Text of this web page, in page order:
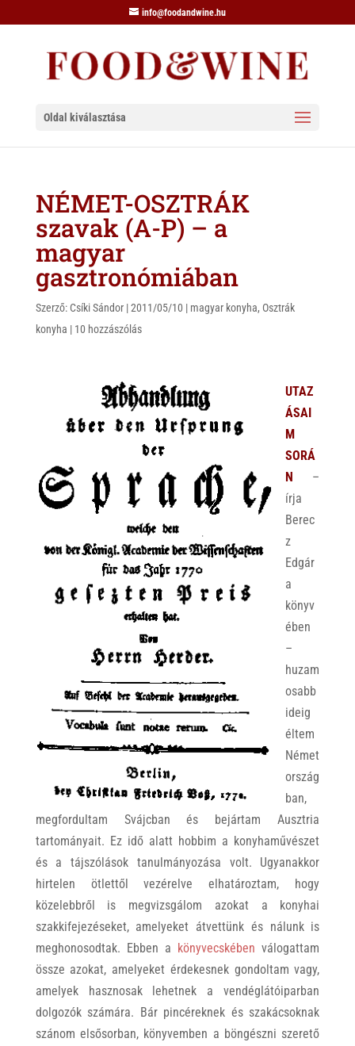
info@foodandwine.hu
Oldal kiválasztása
NÉMET-OSZTRÁK
szavak (A-P) – a
magyar
gasztronómiában
Szerző: Csíki Sándor|2011/05/10 | magyar konyha, Osztrák
konyha | 10 hozzászólás
UTAZ
ÁSAI
M
SORÁ
N –
írja
Berec
z
Edgár
a
könyv
ében
–
huzam
osabb
ideig
éltem
Német
ország
ban,
megfordultam Svájcban és bejártam Ausztria
tartományait. Ez idő alatt hobbim a konyhaművészet
és a tájszólások tanulmányozása volt. Ugyanakkor
hirtelen ötlettől vezérelve elhatároztam, hogy
közelebbről is megvizsgálom azokat a konyhai
szakkifejezéseket, amelyeket átvettünk és nálunk is
meghonosodtak. Ebben a könyvecskében válogattam
össze azokat, amelyeket érdekesnek gondoltam vagy,
amelyek hasznosak lehetnek a vendéglátóiparban
dolgozók számára. Bár pincéreknek és szakácsoknak
szánom elsősorban, könyvemben a böngészni szerető